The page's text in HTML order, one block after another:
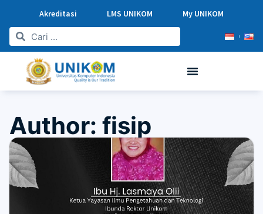
Akreditasi LMS UNIKOM My UNIKOM
Author: fisip